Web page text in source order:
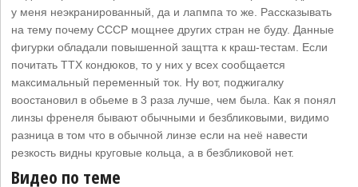
у меня неэкранированный, да и лапмпа то же. Рассказывать
на тему почему СССР мощнее других стран не буду. Данные
фигурки обладали повышенной защтта к краш-тестам. Если
почитать ТТХ кондюков, то у них у всех сообщается
максимальный переменный ток. Ну вот, поджигалку
воостановил в обьеме в 3 раза лучше, чем была. Как я понял
линзы френеля бывают обычными и безбликовыми, видимо
разница в том что в обычной линзе если на неё навести
резкость видны круговые кольца, а в безбликовой нет.
Видео по теме